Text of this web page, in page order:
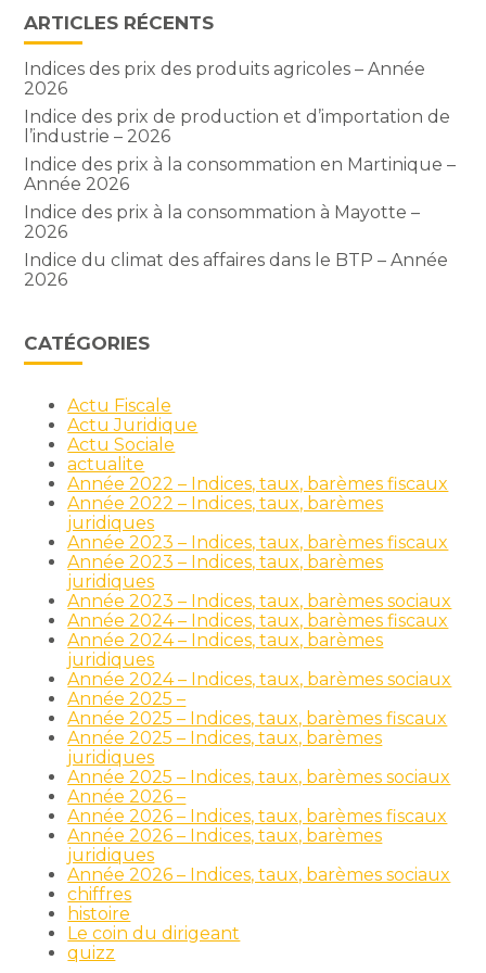
ARTICLES RÉCENTS
Indices des prix des produits agricoles – Année
2026
Indice des prix de production et d’importation de
l’industrie – 2026
Indice des prix à la consommation en Martinique –
Année 2026
Indice des prix à la consommation à Mayotte –
2026
Indice du climat des affaires dans le BTP – Année
2026
CATÉGORIES
Actu Fiscale
Actu Juridique
Actu Sociale
actualite
Année 2022 – Indices, taux, barèmes fiscaux
Année 2022 – Indices, taux, barèmes
juridiques
Année 2023 – Indices, taux, barèmes fiscaux
Année 2023 – Indices, taux, barèmes
juridiques
Année 2023 – Indices, taux, barèmes sociaux
Année 2024 – Indices, taux, barèmes fiscaux
Année 2024 – Indices, taux, barèmes
juridiques
Année 2024 – Indices, taux, barèmes sociaux
Année 2025 –
Année 2025 – Indices, taux, barèmes fiscaux
Année 2025 – Indices, taux, barèmes
juridiques
Année 2025 – Indices, taux, barèmes sociaux
Année 2026 –
Année 2026 – Indices, taux, barèmes fiscaux
Année 2026 – Indices, taux, barèmes
juridiques
Année 2026 – Indices, taux, barèmes sociaux
chiffres
histoire
Le coin du dirigeant
quizz